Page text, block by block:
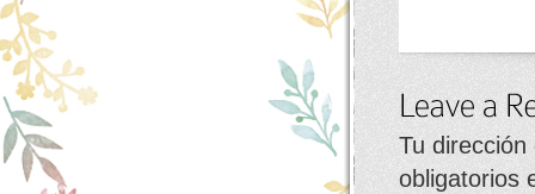
Tu
obligatorios